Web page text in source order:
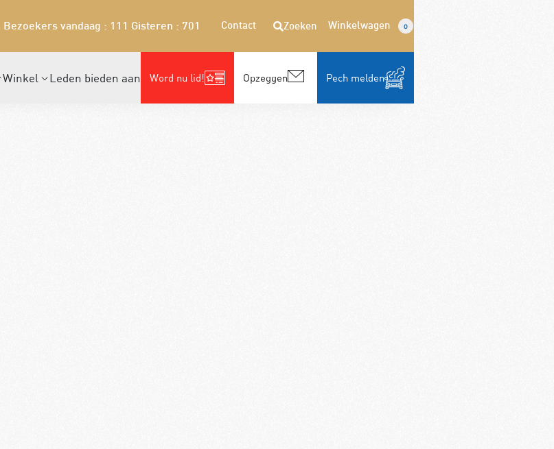
Bezoekers vandaag : 111 Gisteren : 701 Contact Zoeken Winkelwagen 0
Winkel Leden bieden aan Word nu lid! Opzeggen Pech melden